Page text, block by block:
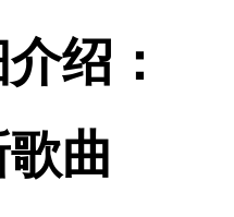
绍：
曲